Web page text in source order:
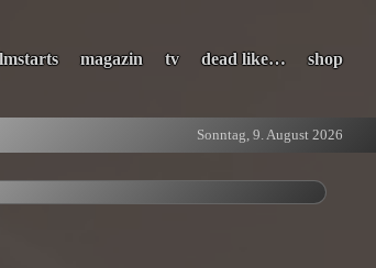
magazin tv dead like… shop
Sonntag, 9. August 2026